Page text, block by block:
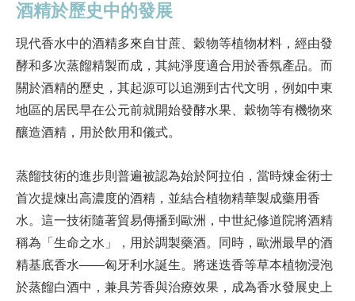
酒精於歷史中的發展
現代香水中的酒精多來自甘蔗、穀物等植物材料，經由發
酵和多次蒸餾精製而成，其純淨度適合用於香氛產品。而
關於酒精的歷史，其起源可以追溯到古代文明，例如中東
地區的居民早在公元前就開始發酵水果、穀物等有機物來
釀造酒精，用於飲用和儀式。
蒸餾技術的進步則普遍被認為始於阿拉伯，當時煉金術士
首次提煉出高濃度的酒精，並結合植物精華製成藥用香
水。這一技術隨著貿易傳播到歐洲，中世紀修道院將酒精
稱為「生命之水」，用於調製藥酒。同時，歐洲最早的酒
精基底香水——匈牙利水誕生。將迷迭香等草本植物浸泡
於蒸餾白酒中，兼具芳香與治療效果，成為香水發展史上